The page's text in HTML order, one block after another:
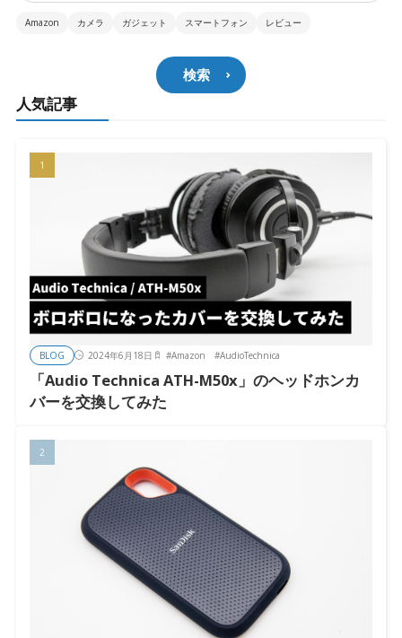
Amazon カメラ ガジェット スマートフォン レビュー
検索
人気記事
BLOG 2024年6月18日 #Amazon #AudioTechnica
「Audio Technica ATH-M50x」のヘッドホンカ
バーを交換してみた